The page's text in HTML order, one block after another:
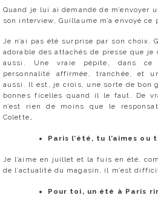
Quand je lui ai demandé de m’envoyer
son interview, Guillaume m’a envoyé ce
Je n’ai pas été surprise par son choix.
adorable des attachés de presse que
aussi. Une vraie pépite, dans ce
personnalité affirmée, tranchée, et
aussi. Il est, je crois, une sorte de bon
bonnes ficelles quand il le faut. De
n’est rien de moins que le
Colette…
Paris l’été, tu l’aimes ou
Je l’aime en juillet et la fuis en été,
de l’actualité du magasin, il m’est
Pour toi, un été à Paris